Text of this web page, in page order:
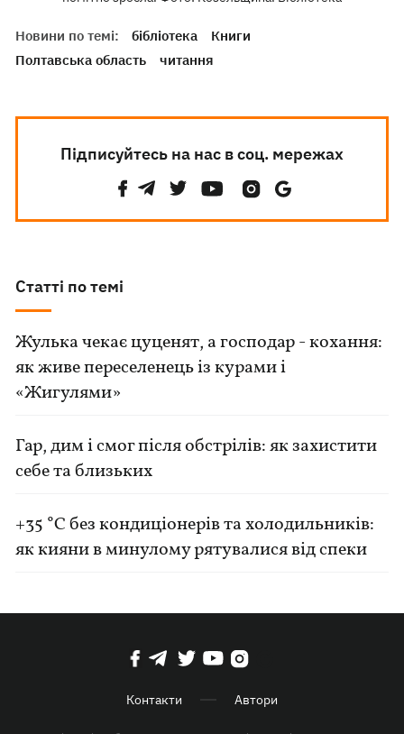
Новини по темі: бібліотека
Книги
Полтавська область
читання
Підписуйтесь на нас в соц. мережах
Статті по темі
Жулька чекає цуценят, а господар - кохання:
як живе переселенець із курами і
«Жигулями»
Гар, дим і смог після обстрілів: як захистити
себе та близьких
+35 °C без кондиціонерів та холодильників:
як кияни в минулому рятувалися від спеки
Контакти Автори